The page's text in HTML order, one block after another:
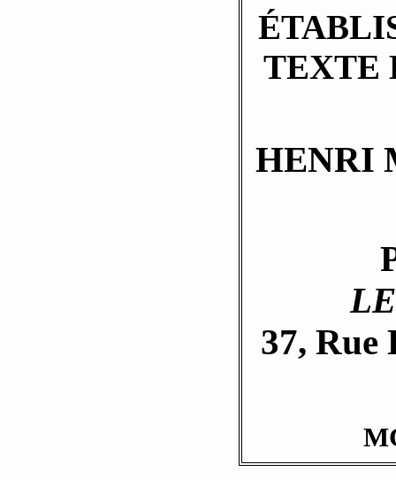
TEXTE
HENRI
37, Rue